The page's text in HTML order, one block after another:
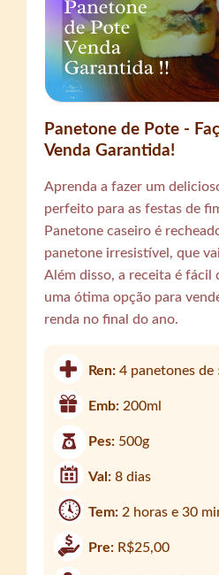
Panetone de Pote -
Venda Garantida!
Aprenda a fazer um
perfeito para as festas de
Panetone caseiro é
panetone irresistível, que
Além disso, a receita é fácil
uma ótima opção para
renda no final do ano.
Ren:4 panetones de
Emb: 200ml
Pes: 500g
Val:8 dias
Tem: 2 horas e 30
Pre: R$25,00